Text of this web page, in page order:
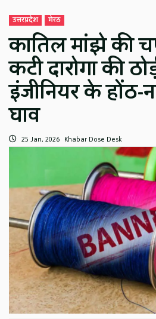
उत्तरप्रदेश मेरठ
कातिल मांझे की
कटी दारोगा की
इंजीनियर के होंठ-
घाव
25 Jan, 2026 Khabar Dose Desk